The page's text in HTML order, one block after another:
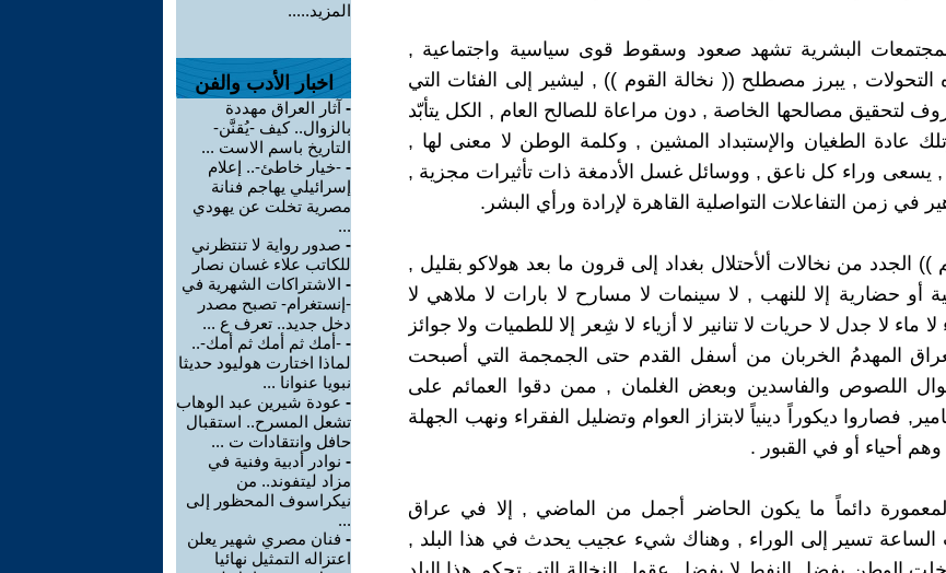
البشرية تشهد صعود وسقوط قوى سياسية واجتماعية ,
, يبرز مصطلح (( نخالة القوم )) , ليشير إلى الفئات التي
لتحقيق مصالحها الخاصة , دون مراعاة للصالح العام , الكل يتأبّد
عادة الطغيان والإستبداد المشين , وكلمة الوطن لا معنى لها ,
يسعى وراء كل ناعق , ووسائل غسل الأدمغة ذات تأثيرات مجزية ,
في زمن التفاعلات التواصلية القاهرة لإرادة ورأي البشر.
)) الجدد من نخالات ألأحتلال بغداد إلى قرون ما بعد هولاكو بقليل ,
أو حضارية إلا للنهب , لا سينمات لا مسارح لا بارات لا ملاهي لا
ماء لا جدل لا حريات لا تنانير لا أزياء لا شِعر إلا للطميات ولا جوائز
المهدمُ الخربان من أسفل القدم حتى الجمجمة التي أصبحت
اللصوص والفاسدين وبعض الغلمان , ممن دقوا العمائم على
فصاروا ديكوراً دينياً لابتزاز العوام وتضليل الفقراء ونهب الجهلة
, وهم أحياء أو في القبور .
دائماً ما يكون الحاضر أجمل من الماضي , إلا في عراق
الساعة تسير إلى الوراء , وهناك شيء عجيب يحدث في هذا البلد ,
المزيد.....
اخبار الأدب والفن
- آثار العراق مهددة
بالزوال.. كيف -يُقنَّن-
التاريخ باسم الاست ...
- -خيار خاطئ-.. إعلام
إسرائيلي يهاجم فنانة
مصرية تخلت عن يهودي
...
- صدور رواية لا تنتظرني
للكاتب علاء غسان نصار
- الاشتراكات الشهرية في
-إنستغرام- تصبح مصدر
دخل جديد.. تعرف ع ...
- -أمك ثم أمك ثم أمك-..
لماذا اختارت هوليود حديثا
نبويا عنوانا ...
- عودة شيرين عبد الوهاب
تشعل المسرح.. استقبال
حافل وانتقادات ت ...
- نوادر أدبية وفنية في
مزاد ليتفوند.. من
نيكراسوف المحظور إلى
...
- فنان مصري شهير يعلن
اعتزاله التمثيل نهائيا